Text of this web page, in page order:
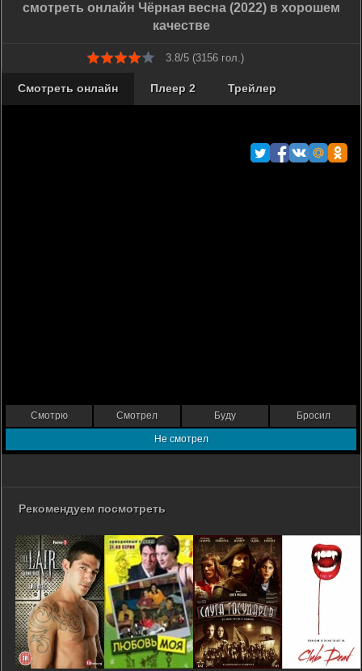
смотреть онлайн Чёрная весна (2022) в хорошем
качестве
3.8/5 (3156 гол.)
Смотреть онлайн Плеер 2 Трейлер
Смотрю Смотрел Буду Бросил
Не смотрел
Рекомендуем посмотреть